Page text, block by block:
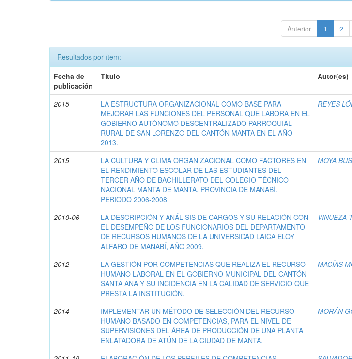
Anterior 1 2
Resultados por ítem:
Fecha de
publicación
Título Autor(es)
2015
LA ESTRUCTURA ORGANIZACIONAL COMO BASE PARA
MEJORAR LAS FUNCIONES DEL PERSONAL QUE LABORA EN EL
GOBIERNO AUTÓNOMO DESCENTRALIZADO PARROQUIAL
RURAL DE SAN LORENZO DEL CANTÓN MANTA EN EL AÑO
2013.
REYES
2015
LA CULTURA Y CLIMA ORGANIZACIONAL COMO FACTORES EN
EL RENDIMIENTO ESCOLAR DE LAS ESTUDIANTES DEL
TERCER AÑO DE BACHILLERATO DEL COLEGIO TÉCNICO
NACIONAL MANTA DE MANTA, PROVINCIA DE MANABÍ.
PERIODO 2006-2008.
MOYA
2010-06
LA DESCRIPCIÓN Y ANÁLISIS DE CARGOS Y SU RELACIÓN CON
EL DESEMPEÑO DE LOS FUNCIONARIOS DEL DEPARTAMENTO
DE RECURSOS HUMANOS DE LA UNIVERSIDAD LAICA ELOY
ALFARO DE MANABÍ, AÑO 2009.
VINUEZA
2012
LA GESTIÓN POR COMPETENCIAS QUE REALIZA EL RECURSO
HUMANO LABORAL EN EL GOBIERNO MUNICIPAL DEL CANTÓN
SANTA ANA Y SU INCIDENCIA EN LA CALIDAD DE SERVICIO QUE
PRESTA LA INSTITUCIÓN.
MACÍAS
2014
IMPLEMENTAR UN MÉTODO DE SELECCIÓN DEL RECURSO
HUMANO BASADO EN COMPETENCIAS, PARA EL NIVEL DE
SUPERVISIONES DEL ÁREA DE PRODUCCIÓN DE UNA PLANTA
ENLATADORA DE ATÚN DE LA CIUDAD DE MANTA.
MORÁN